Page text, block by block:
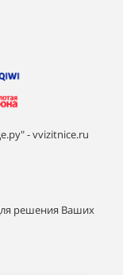
- vvizitnice.ru
решения Ваших